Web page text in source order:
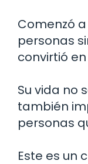
Comenzó
personas
convirtió
Su vida no
también
personas
Este es un